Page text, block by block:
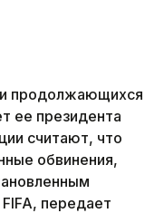
и продолжающихся
ее президента
считают, что
обвинения,
передает